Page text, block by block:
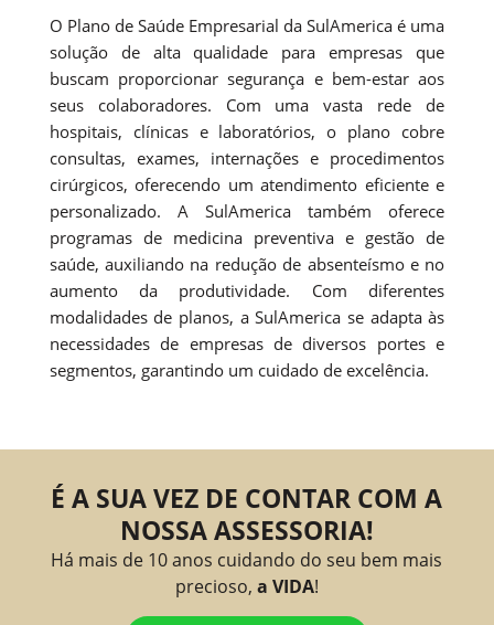
O Plano de Saúde Empresarial da SulAmerica é uma
solução de alta qualidade para empresas que
buscam proporcionar segurança e bem-estar aos
seus colaboradores. Com uma vasta rede de
hospitais, clínicas e laboratórios, o plano cobre
consultas, exames, internações e procedimentos
cirúrgicos, oferecendo um atendimento eficiente e
personalizado. A SulAmerica também oferece
programas de medicina preventiva e gestão de
saúde, auxiliando na redução de absenteísmo e no
aumento da produtividade. Com diferentes
modalidades de planos, a SulAmerica se adapta às
necessidades de empresas de diversos portes e
segmentos, garantindo um cuidado de excelência.
É A SUA VEZ DE CONTAR COM A
NOSSA ASSESSORIA!
Há mais de 10 anos cuidando do seu bem mais
precioso, a VIDA!